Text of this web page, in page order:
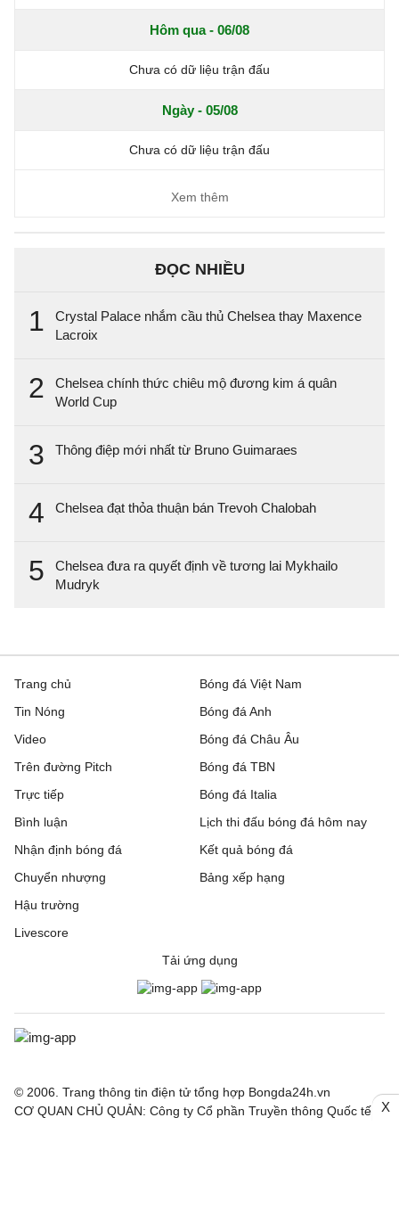
Hôm qua - 06/08
Chưa có dữ liệu trận đấu
Ngày - 05/08
Chưa có dữ liệu trận đấu
Xem thêm
ĐỌC NHIỀU
1
Crystal Palace nhắm cầu thủ Chelsea thay Maxence
Lacroix
2
Chelsea chính thức chiêu mộ đương kim á quân
World Cup
3 Thông điệp mới nhất từ Bruno Guimaraes
4 Chelsea đạt thỏa thuận bán Trevoh Chalobah
5
Chelsea đưa ra quyết định về tương lai Mykhailo
Mudryk
Trang chủ
Tin Nóng
Video
Trên đường Pitch
Trực tiếp
Bóng đá Việt Nam
Bóng đá Anh
Bóng đá Châu Âu
Bóng đá TBN
Bóng đá Italia
Bình luận
Nhận định bóng đá
Chuyển nhượng
Hậu trường
Livescore
Lịch thi đấu bóng đá hôm nay
Kết quả bóng đá
Bảng xếp hạng
Tải ứng dụng
© 2006. Trang thông tin điện tử tổng hợp Bongda24h.vn
CƠ QUAN CHỦ QUẢN: Công ty Cổ phần Truyền thông Quốc tế
X